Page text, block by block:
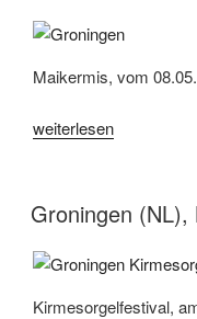
Maikermis, vom
„Groningen
2008“
weiterlesen
Groningen
Kirmesorgelfestival,